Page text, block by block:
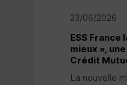
23/06/2026
ESS France
mieux »,
Crédit
La nouvelle